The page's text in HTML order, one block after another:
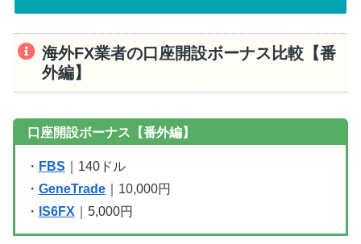
海外FX業者の口座開設ボーナス比較【番
外編】
口座開設ボーナス【番外編】
・ FBS ｜140ドル
・ GeneTrade｜10,000円
・ IS6FX ｜5,000円